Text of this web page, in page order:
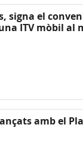
signa el
ITV mòbil al
amb el Pla